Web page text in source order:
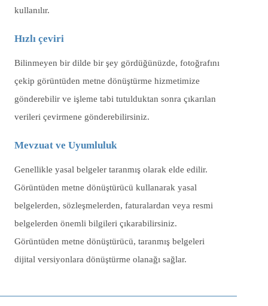
kullanılır.
Hızlı çeviri
Bilinmeyen bir dilde bir şey gördüğünüzde, fotoğrafını
çekip görüntüden metne dönüştürme hizmetimize
gönderebilir ve işleme tabi tutulduktan sonra çıkarılan
verileri çevirmene gönderebilirsiniz.
Mevzuat ve Uyumluluk
Genellikle yasal belgeler taranmış olarak elde edilir.
Görüntüden metne dönüştürücü kullanarak yasal
belgelerden, sözleşmelerden, faturalardan veya resmi
belgelerden önemli bilgileri çıkarabilirsiniz.
Görüntüden metne dönüştürücü, taranmış belgeleri
dijital versiyonlara dönüştürme olanağı sağlar.